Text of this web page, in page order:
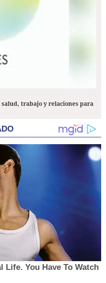
trabajo y relaciones para
Life. You Have To Watch